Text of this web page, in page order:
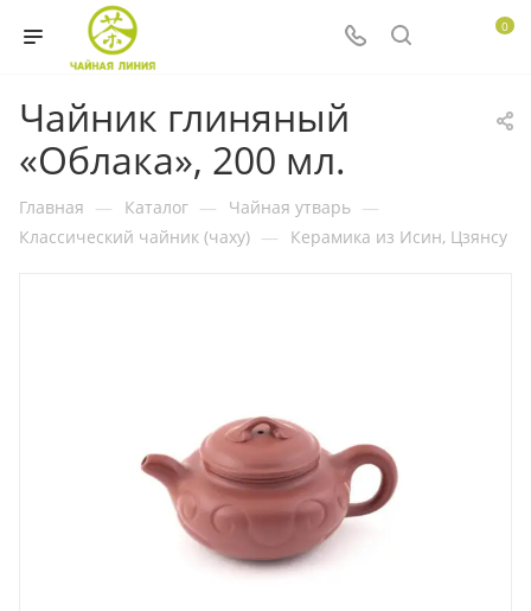
0
Чайник глиняный
«Облака», 200 мл.
Главная — Каталог — Чайная утварь —
Классический чайник (чаху) — Керамика из Исин, Цзянсу